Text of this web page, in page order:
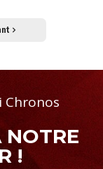
Chronos
!